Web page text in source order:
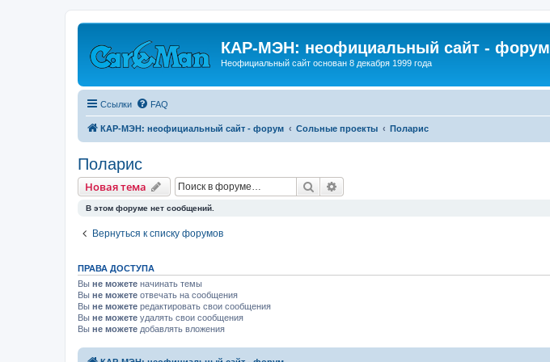
КАР-МЭН: неофициальный сайт - форум
Неофициальный сайт основан 8 декабря 1999 года
Ссылки FAQ
КАР-МЭН: неофициальный сайт - форум Сольные проекты Поларис
Поларис
Новая тема Поиск
В этом форуме нет сообщений.
Вернуться к списку форумов
ПРАВА ДОСТУПА
Вы не можете начинать темы
Вы не можете отвечать на сообщения
Вы не можете редактировать свои сообщения
Вы не можете удалять свои сообщения
Вы не можете добавлять вложения